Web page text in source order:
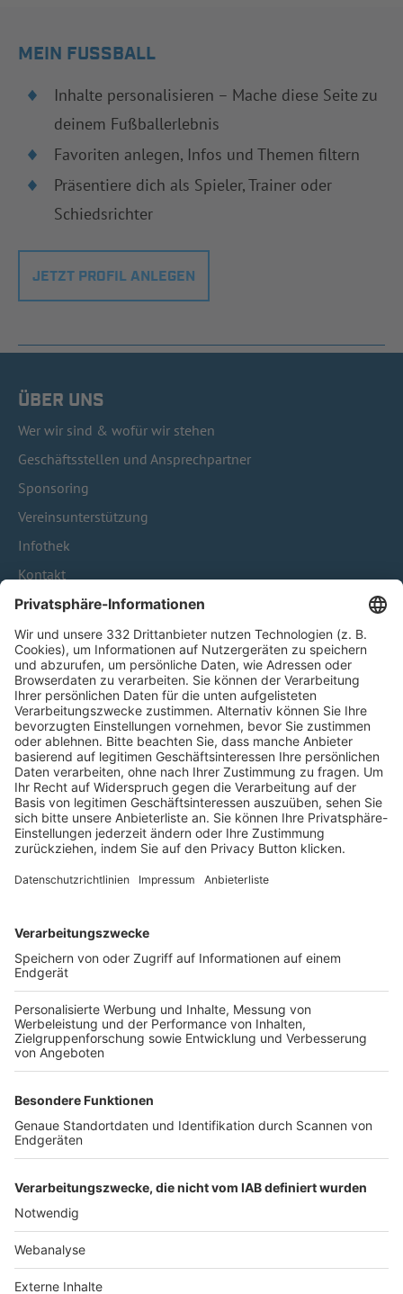
MEIN FUSSBALL
Inhalte personalisieren – Mache diese Seite zu
deinem Fußballerlebnis
Favoriten anlegen, Infos und Themen filtern
Präsentiere dich als Spieler, Trainer oder
Schiedsrichter
JETZT PROFIL ANLEGEN
ÜBER UNS
Wer wir sind & wofür wir stehen
Geschäftsstellen und Ansprechpartner
Sponsoring
Vereinsunterstützung
Infothek
Kontakt
HÄUFIG BESUCHTE SEITEN
Pässe und Vereinswechsel
Trainerausbildung
Schulungsangebot Vereinsmitarbeiter
BFV-Geschäftsstellen
Trainerbörse
Login SpielPlus
FOLGE DEM BFV
TOP-VEREINE
TOP-PARTNER
Nutzungsbedingungen Datenschutz Impressum